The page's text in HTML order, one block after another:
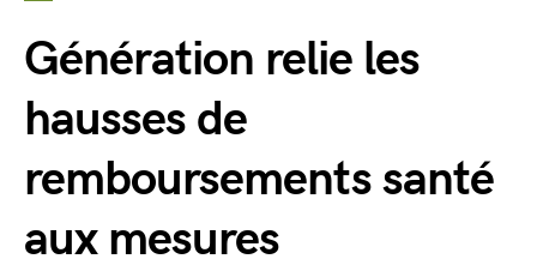
Génération relie les
hausses de
remboursements santé
aux mesures